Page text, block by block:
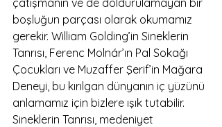
boşluğun parçası olarak okumamız
gerekir. William Golding’in Sineklerin
Tanrısı, Ferenc Molnár’ın Pal Sokağı
Çocukları ve Muzaffer Şerif’in Mağara
Deneyi, bu kırılgan dünyanın iç yüzünü
anlamamız için bizlere ışık tutabilir.
Sineklerin Tanrısı, medeniyet